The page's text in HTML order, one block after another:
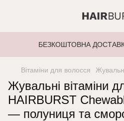
БЕЗКОШТОВНА
Вітаміни для волосся
Жувальні вітаміни
HAIRBURST
— полуниця та